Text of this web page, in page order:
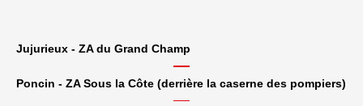
Jujurieux - ZA du Grand Champ
Poncin - ZA Sous la Côte (derrière la caserne des pompiers)